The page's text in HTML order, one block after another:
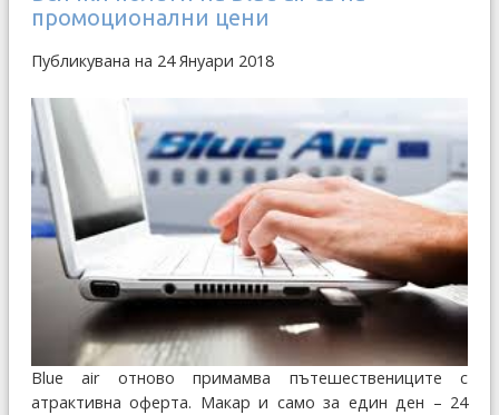
промоционални цени
Публикувана на 24 Януари 2018
Blue air отново примамва пътешествениците с
атрактивна оферта. Макар и само за един ден – 24